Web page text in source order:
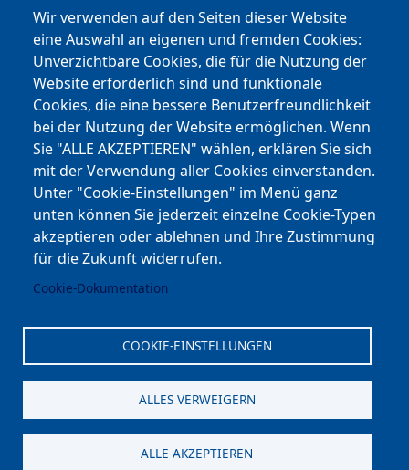
Wir verwenden auf den Seiten dieser Website
eine Auswahl an eigenen und fremden Cookies:
Unverzichtbare Cookies, die für die Nutzung der
Website erforderlich sind und funktionale
Cookies, die eine bessere Benutzerfreundlichkeit
bei der Nutzung der Website ermöglichen. Wenn
Sie "ALLE AKZEPTIEREN" wählen, erklären Sie sich
mit der Verwendung aller Cookies einverstanden.
Unter "Cookie-Einstellungen" im Menü ganz
unten können Sie jederzeit einzelne Cookie-Typen
akzeptieren oder ablehnen und Ihre Zustimmung
für die Zukunft widerrufen.
Cookie-Dokumentation
COOKIE-EINSTELLUNGEN
ALLES VERWEIGERN
ALLE AKZEPTIEREN
Instagram
Facebook
Youtube
Andere Bereiche
transp. Verwaltung / Amm. Trasparente
Nationaler Plan für Aufbau und Resilienz
Cookie-Einstellungen
Kontakt
⎋ Autonome Provinz Bozen
⎋ Schulbibliothek
⎋ Sportnews von unserer Schule